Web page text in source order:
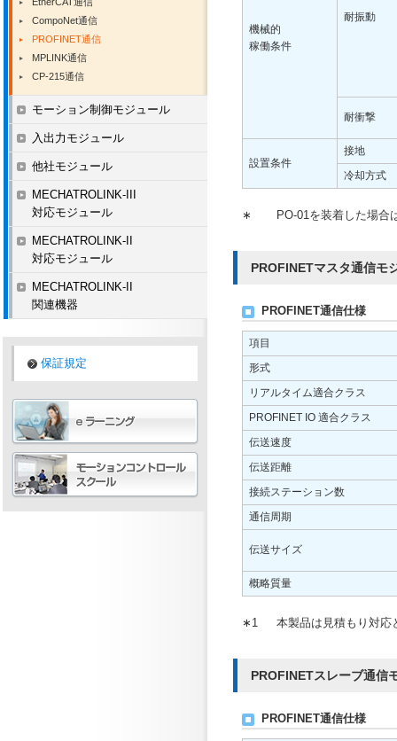
機械的
稼働条件
耐振動
耐衝撃
設置条件
接地
冷却方式
∗ PO-01を装着した場
PROFINETマスタ通信モ
PROFINET通信仕様
項目
形式
リアルタイム適合クラス
PROFINET IO 適合クラス
伝送速度
伝送距離
接続ステーション数
通信周期
伝送サイズ
概略質量
∗1 本製品は見積もり対応
PROFINETスレーブ通信
PROFINET通信仕様
CompoNet通信
PROFINET通信
MPLINK通信
CP-215通信
モーション制御モジュール
入出力モジュール
他社モジュール
MECHATROLINK-III
対応モジュール
MECHATROLINK-II
対応モジュール
MECHATROLINK-II
関連機器
保証規定